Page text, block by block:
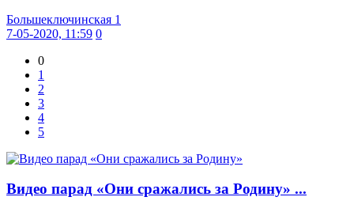
Большеключинская 1
7-05-2020, 11:59 0
0
1
2
3
4
5
Видео парад «Они сражались за Родину» ...